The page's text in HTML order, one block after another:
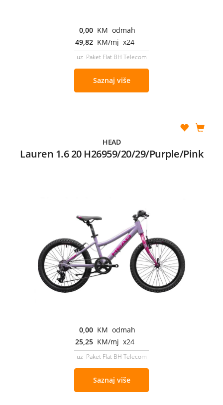
0,00 KM odmah
49,82 KM/mj x24
uz Paket Flat BH Telecom
Saznaj više
HEAD
Lauren 1.6 20 H26959/20/29/Purple/Pink
0,00 KM odmah
25,25 KM/mj x24
uz Paket Flat BH Telecom
Saznaj više